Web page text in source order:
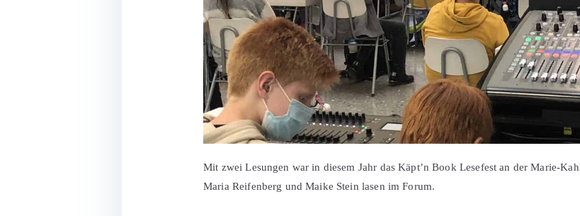
Mit zwei Lesungen war in diesem Jahr das Käpt’n Book Lesefest an der Marie-
Maria Reifenberg und Maike Stein lasen im Forum.